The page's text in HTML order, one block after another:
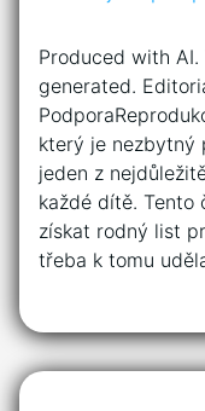
Produced with
generated.
který je nezbytný
jeden z
každé dítě. Tento
získat rodný list
třeba k tomu